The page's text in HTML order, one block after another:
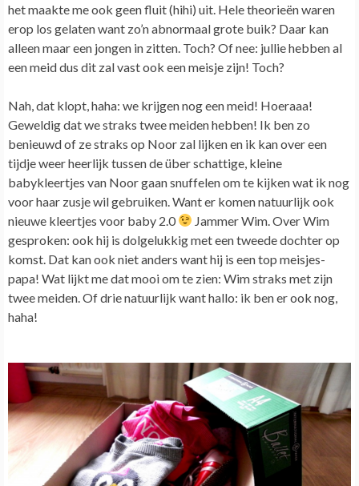
het maakte me ook geen fluit (hihi) uit. Hele theorieën waren
erop los gelaten want zo’n abnormaal grote buik? Daar kan
alleen maar een jongen in zitten. Toch? Of nee: jullie hebben al
een meid dus dit zal vast ook een meisje zijn! Toch?
Nah, dat klopt, haha: we krijgen nog een meid! Hoeraaa!
Geweldig dat we straks twee meiden hebben! Ik ben zo
benieuwd of ze straks op Noor zal lijken en ik kan over een
tijdje weer heerlijk tussen de über schattige, kleine
babykleertjes van Noor gaan snuffelen om te kijken wat ik nog
voor haar zusje wil gebruiken. Want er komen natuurlijk ook
nieuwe kleertjes voor baby 2.0
Jammer Wim.Over Wim
gesproken: ook hij is dolgelukkig met een tweede dochter op
komst. Dat kan ook niet anders want hij is een top meisjes-
papa! Wat lijkt me dat mooi om te zien: Wim straks met zijn
twee meiden. Of drie natuurlijk want hallo: ik ben er ook nog,
haha!